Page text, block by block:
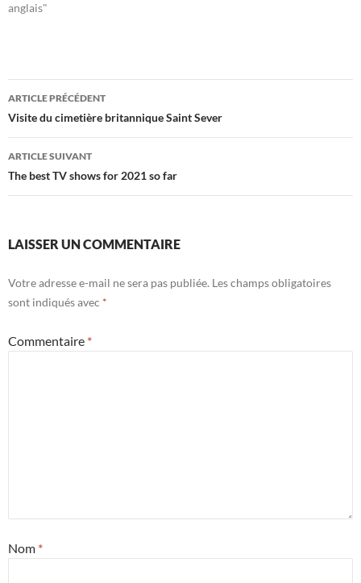
anglais"
Navigation
des
articles
ARTICLE PRÉCÉDENT
Visite du cimetière britannique Saint Sever
ARTICLE SUIVANT
The best TV shows for 2021 so far
LAISSER UN COMMENTAIRE
Votre adresse e-mail ne sera pas publiée. Les champs obligatoires
sont indiqués avec *
Commentaire *
Nom *